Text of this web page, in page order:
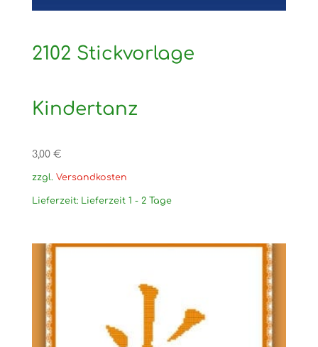
2102 Stickvorlage
Kindertanz
3,00 €
zzgl. Versandkosten
Lieferzeit: Lieferzeit 1 - 2 Tage